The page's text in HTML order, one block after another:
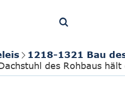
1218-1321 Bau
des Rohbaus